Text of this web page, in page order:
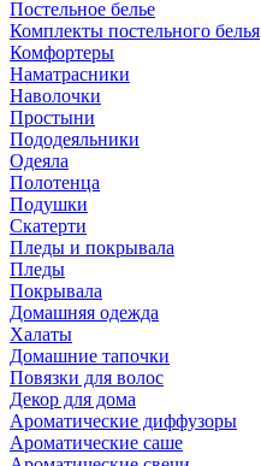
Постельное белье
Комплекты постельного белья
Комфортеры
Наматрасники
Наволочки
Простыни
Пододеяльники
Одеяла
Полотенца
Подушки
Скатерти
Пледы и покрывала
Пледы
Покрывала
Домашняя одежда
Халаты
Домашние тапочки
Повязки для волос
Декор для дома
Ароматические диффузоры
Ароматические саше